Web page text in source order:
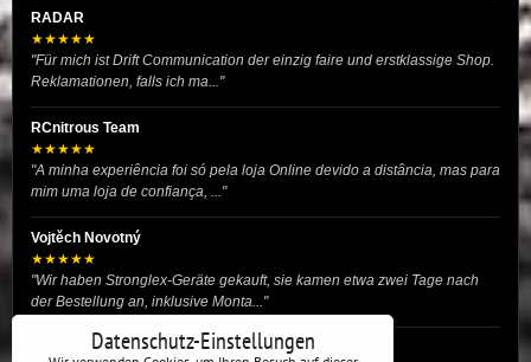
RADAR
★★★★★
"Für mich ist Drift Communication der einzig faire und erstklassige Shop.
Reklamationen, falls ich ma..."
RCnitrous Team
★★★★★
"A minha experiência foi só pela loja Online devido a distância, mas para
mim uma loja de confiança, ..."
Vojtěch Novotný
★★★★★
"Wir haben Stronglex-Geräte gekauft, sie kamen etwa zwei Tage nach
der Bestellung an, inklusive Monta..."
josef helmichDatenschutz-Einstellungen